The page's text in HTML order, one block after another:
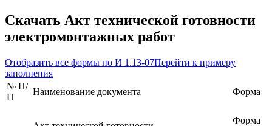
Скачать Акт технической готовности
электромонтажных работ
Отобразить все формы по И 1.13-07Перейти к примеру
заполнения
№ П/
П
Наименование документа Форма
Форма